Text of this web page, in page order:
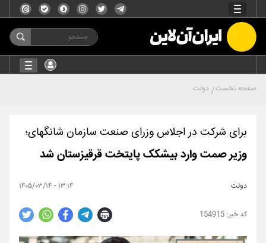
صفحه نخست دولت
برای شرکت در اجلاس وزرای صنعت سازمان شانگهای؛
وزیر صمت وارد بیشکک پایتخت قرقیزستان شد
دولت ۱۳:۱۴ - ۱۴۰۵/۰۳/۱۴
154915